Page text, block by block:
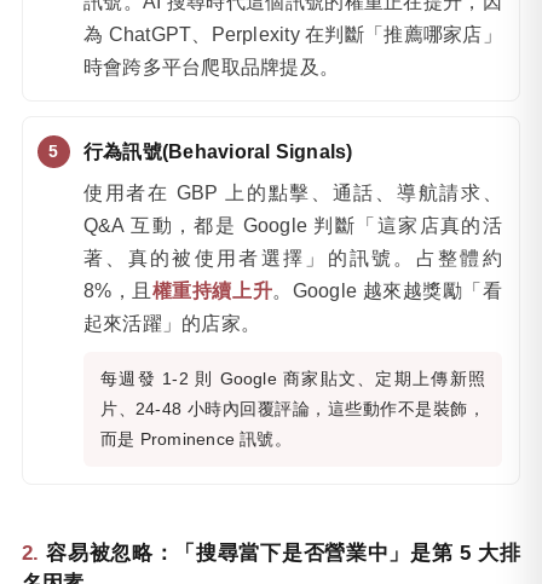
為 ChatGPT、Perplexity 在判斷「推薦哪家店」
時會跨多平台爬取品牌提及。
行為訊號(Behavioral Signals)
使用者在 GBP 上的點擊、通話、導航請求、
Q&A 互動，都是 Google 判斷「這家店真的活
著、真的被使用者選擇」的訊號。占整體約
8%，且 權重持續上升。Google 越來越獎勵「看
起來活躍」的店家。
每週發 1-2 則 Google 商家貼文、定期上傳新照
片、24-48 小時內回覆評論，這些動作不是裝飾，
而是 Prominence 訊號。
容易被忽略：「搜尋當下是否營業中」是第 5 大排